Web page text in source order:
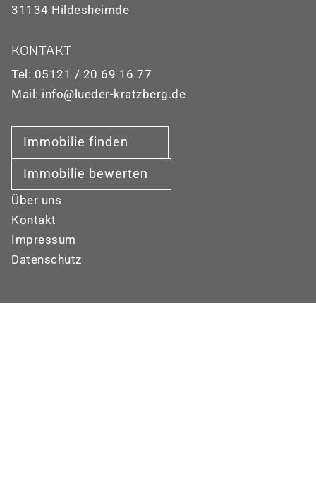
31134 Hildesheimde
KONTAKT
Tel: 05121 / 20 69 16 77
Mail: info@lueder-kratzberg.de
Immobilie finden
Immobilie bewerten
Über uns
Kontakt
Impressum
Datenschutz